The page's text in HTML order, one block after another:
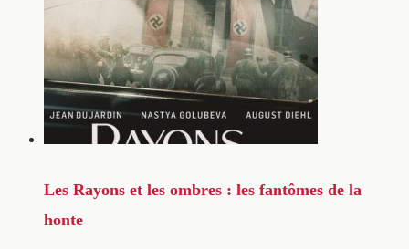
Les Rayons et les ombres : les fantômes de la
honte